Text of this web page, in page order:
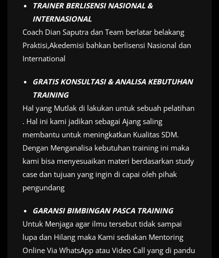
TRAINER BERLISENSI NASIONAL &
INTERNASIONAL
Coach Dian Saputra dan Team berlatar belakang
Praktisi,Akedemisi bahkan berlisensi Nasional dan
International
GRATIS KONSULTASI & ANALISA KEBUTUHAN
TRAINING
Hal yang Mutlak di lakukan untuk sebuah pelatihan
. Hal ini kami jadikan sebagai Ajang saling
membantu untuk meningkatkan Kualitas SDM.
Dengan Menganalisa kebutuhan training ini maka
kami bisa menyesuaikan materi berdasarkan study
case dan tujuan yang ingin di capai oleh pihak
pengundang
GARANSI BIMBINGAN PASCA TRAINING
Untuk Menjaga agar ilmu tersebut tidak sampai
lupa dan Hilang maka Kami sediakan Mentoring
Online Via WhatsApp atau Video Call yang di pandu